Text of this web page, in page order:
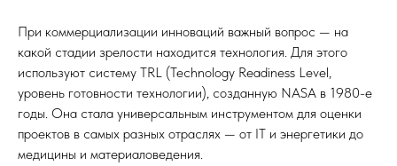
При коммерциализации инноваций важный вопрос — на
какой стадии зрелости находится технология. Для этого
используют систему TRL (Technology Readiness Level,
уровень готовности технологии), созданную NASA в 1980-е
годы. Она стала универсальным инструментом для оценки
проектов в самых разных отраслях — от IT и энергетики до
медицины и материаловедения.